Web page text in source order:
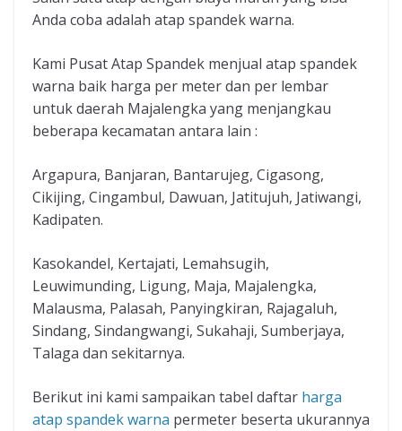
Anda coba adalah atap spandek warna.
Kami Pusat Atap Spandek menjual atap spandek
warna baik harga per meter dan per lembar
untuk daerah Majalengka yang menjangkau
beberapa kecamatan antara lain :
Argapura, Banjaran, Bantarujeg, Cigasong,
Cikijing, Cingambul, Dawuan, Jatitujuh, Jatiwangi,
Kadipaten.
Kasokandel, Kertajati, Lemahsugih,
Leuwimunding, Ligung, Maja, Majalengka,
Malausma, Palasah, Panyingkiran, Rajagaluh,
Sindang, Sindangwangi, Sukahaji, Sumberjaya,
Talaga dan sekitarnya.
Berikut ini kami sampaikan tabel daftar harga
atap spandek warna permeter beserta ukurannya